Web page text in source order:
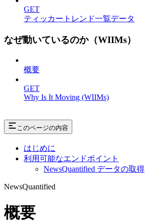
GET
ティッカートレンド一覧データ
なぜ動いているのか（WIIMs）
概要
GET
Why Is It Moving (WIIMs)
このページの内容
はじめに
利用可能なエンドポイント
NewsQuantified データの取得
NewsQuantified
概要